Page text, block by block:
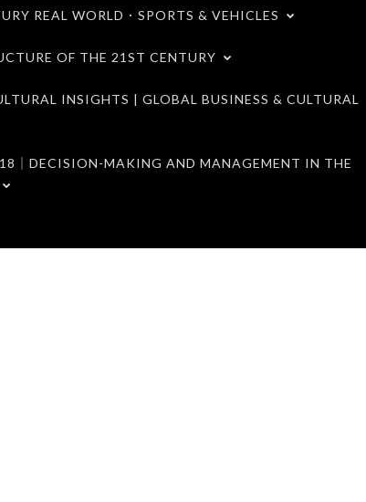
REAL WORLD．SPORTS & VEHICLES
OF THE 21ST CENTURY
INSIGHTS | GLOBAL BUSINESS & CULTURAL
｜DECISION-MAKING AND MANAGEMENT IN THE